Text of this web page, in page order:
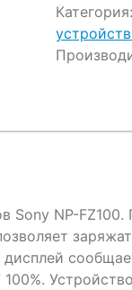
Категория:
Sony NP-